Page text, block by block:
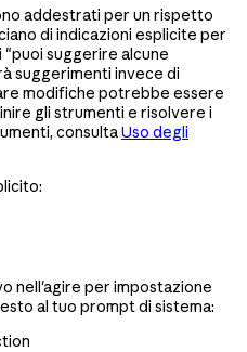
addestrati per un rispetto
di indicazioni esplicite per
"puoi suggerire alcune
suggerimenti invece di
modifiche potrebbe essere
gli strumenti e risolvere i
consultaUso degli
nell'agire per impostazione
al tuo prompt di sistema: